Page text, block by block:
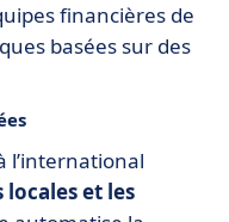
financières de
basées sur des
l’international
locales et les